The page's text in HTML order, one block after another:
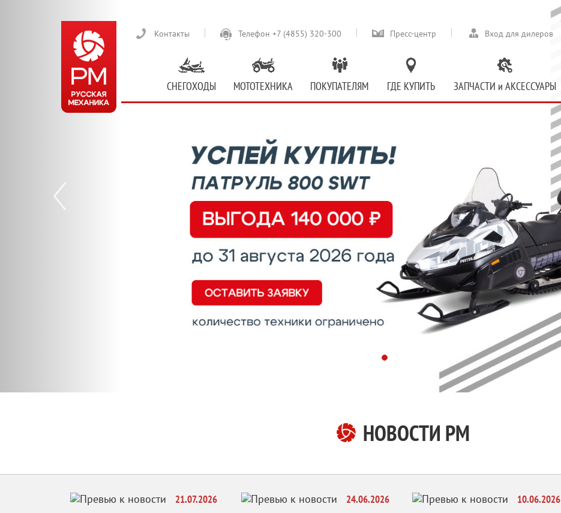
Контакты Телефон +7 (4855) 320-300 Пресс-центр Вход для дилеров
СНЕГОХОДЫ МОТОТЕХНИКА ПОКУПАТЕЛЯМ ГДЕ КУПИТЬ ЗАПЧАСТИ и АКСЕССУАРЫ
НОВОСТИ РМ
21.07.2026 24.06.2026 10.06.2026